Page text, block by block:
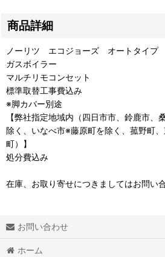
商品詳細
ノーリツ エコジョーズ オートタイプ
ガスボイラー
マルチリモコンセット
標準取替工事費込み
※脚カバー別途
【弊社指定地域内（四日市市、鈴鹿市、
除く、いなべ市※藤原町を除く、菰野町
町）】
処分費込み
在庫、お取り寄せにつきましてはお問い
お問い合わせ
ホーム